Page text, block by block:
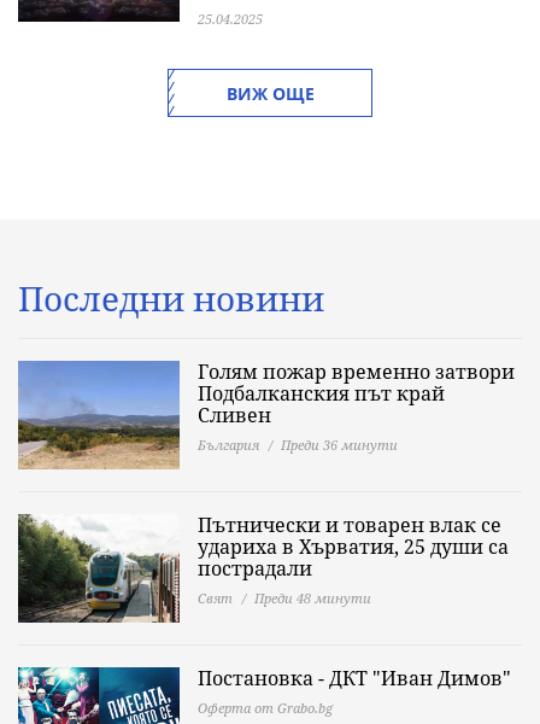
25.04.2025
ВИЖ ОЩЕ
Последни новини
Голям пожар временно затвори
Подбалканския път край
Сливен
България Преди 36 минути
Пътнически и товарен влак се
удариха в Хърватия, 25 души са
пострадали
Свят Преди 48 минути
Постановка - ДКТ "Иван Димов"
Оферта от Grabo.bg